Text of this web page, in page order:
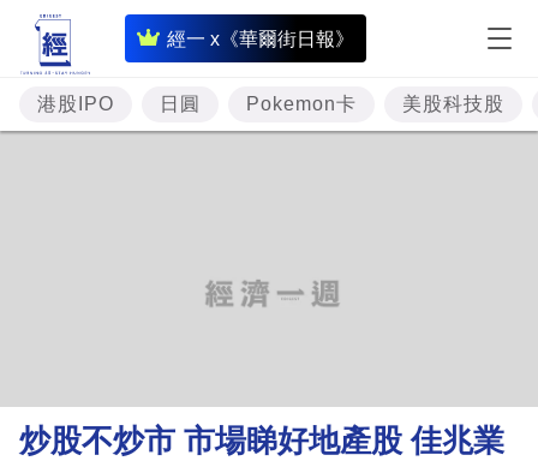
經一 x《華爾街日報》
即
時
財
經
理
財
港股IPO 日圓 Pokemon卡 美股科技股
炒股不炒市 市場睇好地產股 佳兆業